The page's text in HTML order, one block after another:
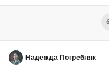
Надежда Погребняк